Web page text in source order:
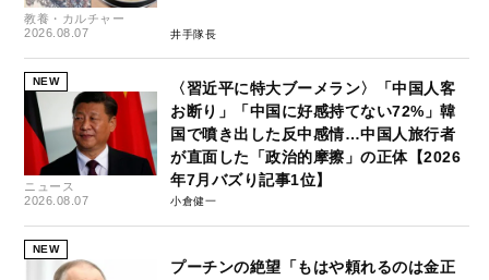
教養・カルチャー
2026.08.07
井手隊長
NEW
ニュース
2026.08.07
〈習近平に特大ブーメラン〉「中国人客
お断り」「中国に好感持てない72%」韓
国で噴き出した反中感情…中国人旅行者
が直面した「政治的摩擦」の正体【2026
年7月バズり記事1位】
小倉健一
NEW
プーチンの絶望「もはや頼れるのは金正